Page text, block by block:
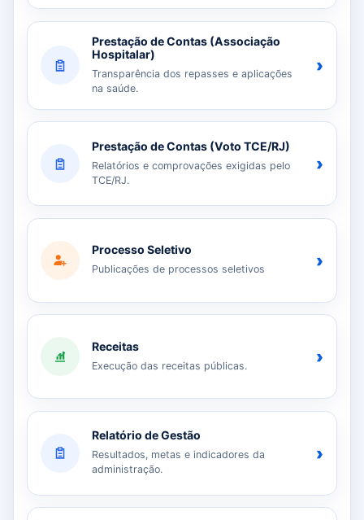
Prestação de Contas (Associação
Hospitalar)
Transparência dos repasses e aplicações
na saúde.
›
Prestação de Contas (Voto TCE/RJ)
Relatórios e comprovações exigidas pelo
TCE/RJ.
›
Processo Seletivo
Publicações de processos seletivos ›
Receitas
Execução das receitas públicas. ›
Relatório de Gestão
Resultados, metas e indicadores da
administração.
›